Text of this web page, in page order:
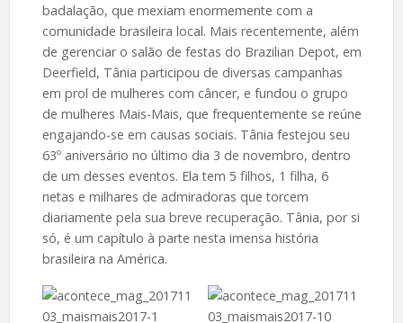
badalação, que mexiam enormemente com a
comunidade brasileira local. Mais recentemente, além
de gerenciar o salão de festas do Brazilian Depot, em
Deerfield, Tânia participou de diversas campanhas
em prol de mulheres com câncer, e fundou o grupo
de mulheres Mais-Mais, que frequentemente se reúne
engajando-se em causas sociais. Tânia festejou seu
63º aniversário no último dia 3 de novembro, dentro
de um desses eventos. Ela tem 5 filhos, 1 filha, 6
netas e milhares de admiradoras que torcem
diariamente pela sua breve recuperação. Tânia, por si
só, é um capítulo à parte nesta imensa história
brasileira na América.